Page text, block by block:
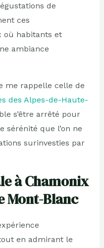
de
ces
où habitants et
ambiance
me rappelle celle de
des Alpes-de-Haute-
s’être arrêté pour
sérénité que l’on ne
surinvesties par
à Chamonix
Mont-Blanc
en admirant le